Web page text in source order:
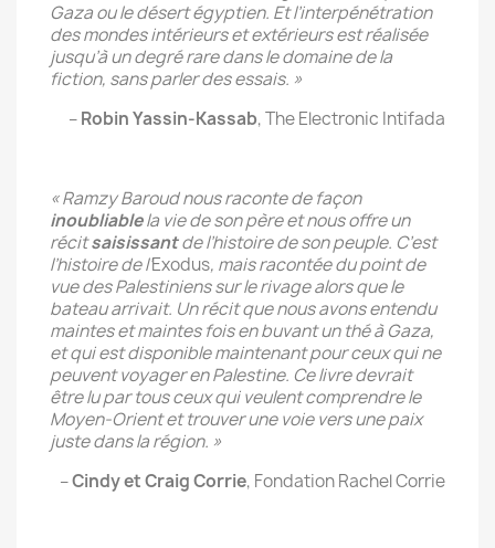
Gaza ou le désert égyptien. Et l’interpénétration
des mondes intérieurs et extérieurs est réalisée
jusqu’à un degré rare dans le domaine de la
fiction, sans parler des essais. »
–Robin Yassin-Kassab, The Electronic Intifada
« Ramzy Baroud nous raconte de façon
inoubliablela vie de son père et nous offre un
récitsaisissantde l’histoire de son peuple. C’est
l’histoire de l’Exodus, mais racontée du point de
vue des Palestiniens sur le rivage alors que le
bateau arrivait. Un récit que nous avons entendu
maintes et maintes fois en buvant un thé à Gaza,
et qui est disponible maintenant pour ceux qui ne
peuvent voyager en Palestine. Ce livre devrait
être lu par tous ceux qui veulent comprendre le
Moyen-Orient et trouver une voie vers une paix
juste dans la région. »
–Cindy et Craig Corrie, Fondation Rachel Corrie